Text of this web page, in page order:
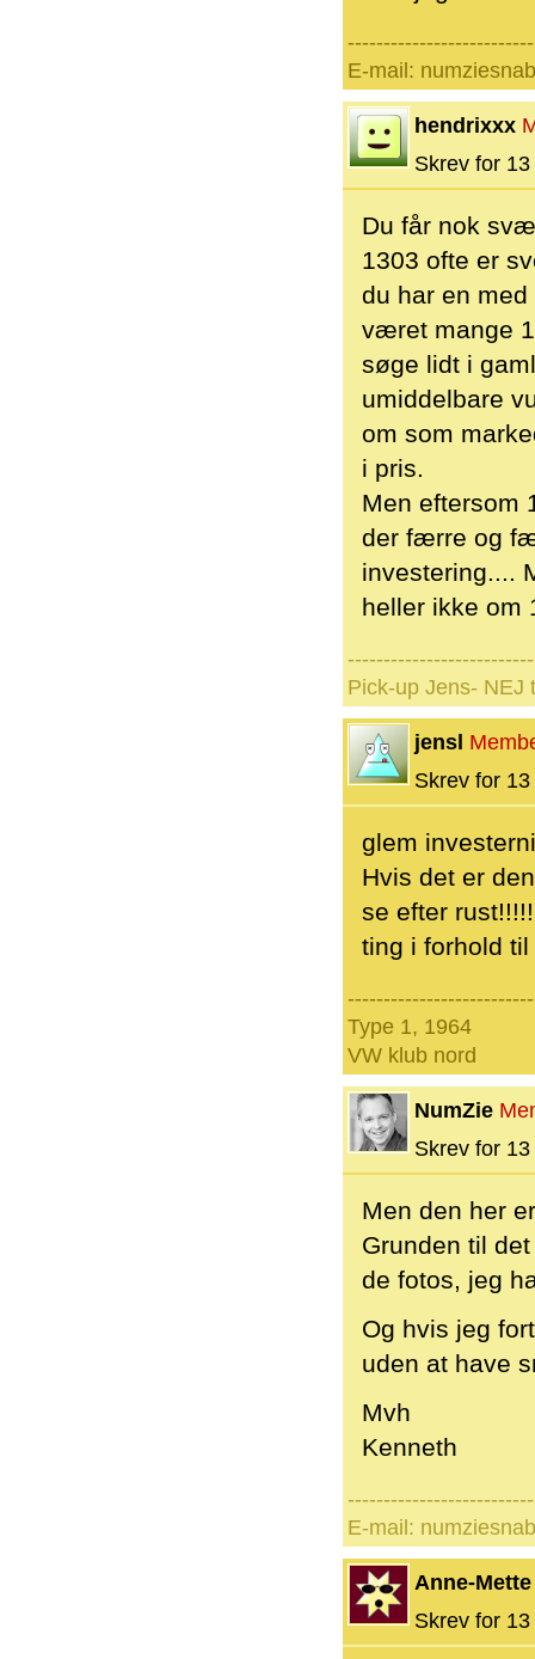
E-mail:
hendrixxx
Skrev for
Du får nok
1303 ofte er
du har en
været mange
søge lidt i
umiddelbare
om som
i pris.
Men eftersom
der færre og
investering....
heller ikke om
Pick-up Jens-
jensl
Skrev for
glem
Hvis det er
se efter
ting i forhold til
Type 1, 1964
VW klub nord
NumZie
Skrev for
Men den her
Grunden til
de fotos, jeg
Og hvis jeg
uden at have
Mvh
Kenneth
E-mail:
Anne-Mette
Skrev for